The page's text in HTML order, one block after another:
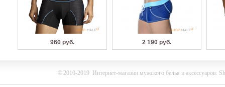
960 руб. 2 190 руб.
©2010-2019 Интернет-магазин мужского белья и аксессуаров: